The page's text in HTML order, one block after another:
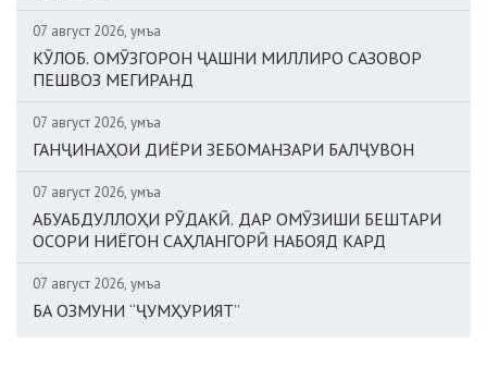
07 август 2026, Ҷумъа
КӮЛОБ. ОМӮЗГОРОН ҶАШНИ МИЛЛИРО САЗОВОР
ПЕШВОЗ МЕГИРАНД
07 август 2026, Ҷумъа
ГАНҶИНАҲОИ ДИЁРИ ЗЕБОМАНЗАРИ БАЛҶУВОН
07 август 2026, Ҷумъа
АБУАБДУЛЛОҲИ РӮДАКӢ. ДАР ОМӮЗИШИ БЕШТАРИ
ОСОРИ НИЁГОН САҲЛАНГОРӢ НАБОЯД КАРД
07 август 2026, Ҷумъа
БА ОЗМУНИ “ҶУМҲУРИЯТ”